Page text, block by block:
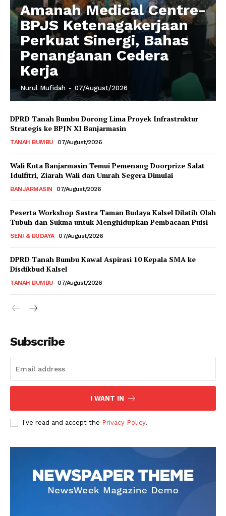
Amanah Medical Centre-
BPJS Ketenagakerjaan
Perkuat Sinergi, Bahas
Penanganan Cedera
Kerja
Nurul Mufidah - 07/August/2026
DPRD Tanah Bumbu Dorong Lima Proyek Infrastruktur
Strategis ke BPJN XI Banjarmasin
TANAH BUMBU 07/August/2026
Wali Kota Banjarmasin Temui Pemenang Doorprize Salat
Idulfitri, Ziarah Wali dan Umrah Segera Dimulai
BANJARMASIN 07/August/2026
Peserta Workshop Sastra Taman Budaya Kalsel Dilatih Olah
Tubuh dan Sukma untuk Menghidupkan Pembacaan Puisi
SENI & BUDAYA 07/August/2026
DPRD Tanah Bumbu Kawal Aspirasi 10 Kepala SMA ke
Disdikbud Kalsel
TANAH BUMBU 07/August/2026
Subscribe
I WANT IN
I've read and accept the Privacy Policy.